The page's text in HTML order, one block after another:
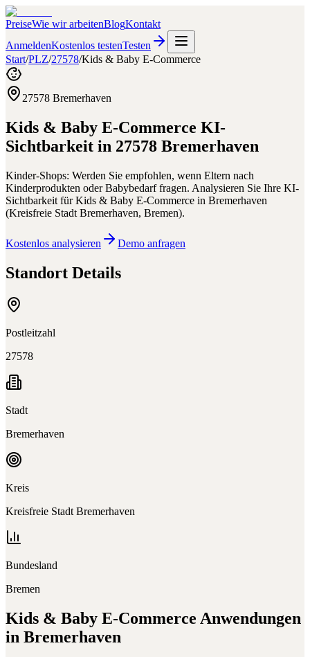
PreiseWie wir arbeitenBlogKontakt
AnmeldenKostenlos testenTesten
Start/PLZ/27578/Kids & Baby E-Commerce
27578 Bremerhaven
Kids & Baby E-Commerce KI-
Sichtbarkeit in 27578 Bremerhaven
Kinder-Shops: Werden Sie empfohlen, wenn Eltern nach
Kinderprodukten oder Babybedarf fragen. Analysieren Sie Ihre KI-
Sichtbarkeit fürKids & Baby E-Commerce in Bremerhaven
(Kreisfreie Stadt Bremerhaven, Bremen).
Kostenlos analysieren Demo anfragen
Standort Details
Postleitzahl
27578
Stadt
Bremerhaven
Kreis
Kreisfreie Stadt Bremerhaven
Bundesland
Bremen
Kids & Baby E-Commerce Anwendungen
in Bremerhaven